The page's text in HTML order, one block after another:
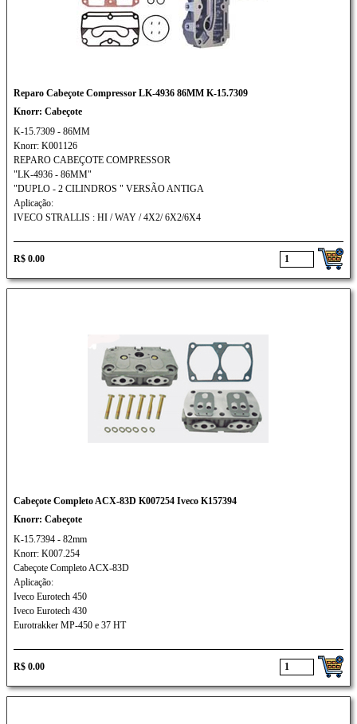
Reparo Cabeçote Compressor LK-4936 86MM K-15.7309
Knorr: Cabeçote
K-15.7309 - 86MM
Knorr: K001126
REPARO CABEÇOTE COMPRESSOR
"LK-4936 - 86MM"
"DUPLO - 2 CILINDROS " VERSÃO ANTIGA
Aplicação:
IVECO STRALLIS : HI / WAY / 4X2/ 6X2/6X4
R$ 0.00
Cabeçote Completo ACX-83D K007254 Iveco K157394
Knorr: Cabeçote
K-15.7394 - 82mm
Knorr: K007.254
Cabeçote Completo ACX-83D
Aplicação:
Iveco Eurotech 450
Iveco Eurotech 430
Eurotrakker MP-450 e 37 HT
R$ 0.00